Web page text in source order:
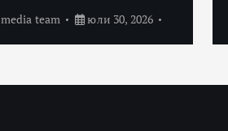
media team юли 30, 2026